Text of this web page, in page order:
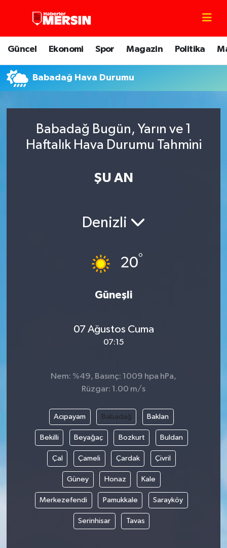
Güncel Ekonomi Spor Magazin Politika
Babadağ Hava Durumu
Babadağ Bugün, Yarın ve 1
Haftalık Hava Durumu Tahmini
ŞU AN
Denizli
20°
Güneşli
07 Ağustos Cuma
07:15
Nem: %49, Basınç: 1009 hpa hPa,
Rüzgar: 1.00 m/s
Acıpayam Babadağ Baklan
Bekilli Beyağaç Bozkurt Buldan
Çal Çameli Çardak Çivril
Güney Honaz Kale
Merkezefendi Pamukkale Sarayköy
Serinhisar Tavas
Mersin Nöbetçi Eczaneler
Mersin Hava Durumu
Mersin Trafik Yoğunluk Haritası
Tüm Manşetler